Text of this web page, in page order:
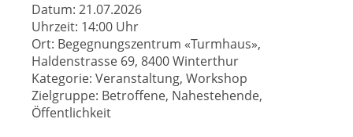
Datum: 21.07.2026
Uhrzeit: 14:00 Uhr
Ort: Begegnungszentrum «Turmhaus»,
Haldenstrasse 69, 8400 Winterthur
Kategorie: Veranstaltung, Workshop
Zielgruppe: Betroffene, Nahestehende,
Öffentlichkeit